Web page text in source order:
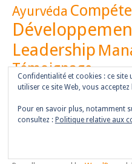
Ayurvéda
Leadership
Témoignage
Confidentialité et cookies : ce site
utiliser ce site Web, vous
Pour en savoir plus, notamment
consultez : Politique relative aux